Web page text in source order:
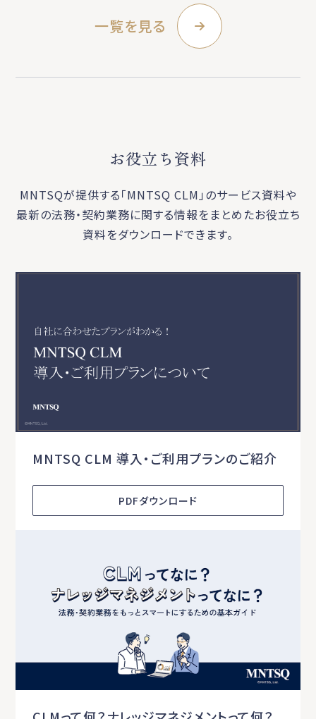
一覧を見る
お役立ち資料
MNTSQが提供する「MNTSQ CLM」のサービス資料や
最新の法務・契約業務に関する情報をまとめたお役立ち
資料をダウンロードできます。
MNTSQ CLM 導入・ご利用プランのご紹介
PDFダウンロード